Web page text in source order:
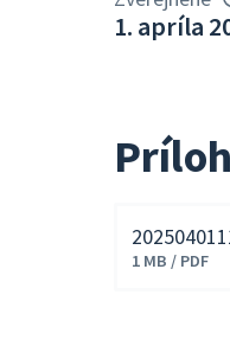
1. apríla
Stiahnuť
1 MB / PDF